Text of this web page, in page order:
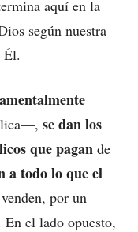
aquí en la
según nuestra
Él.
se dan los
que pagan de
a todo lo que el
por un
el lado opuesto,